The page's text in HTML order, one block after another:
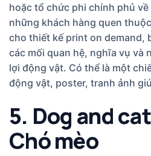
hoặc tổ chức phi chính phủ
những khách hàng quen
cho thiết kế print on demand,
các mối quan hệ, nghĩa vụ và
lợi động vật. Có thể là một
động vật, poster, tranh ảnh
5. Dog and
Chó mèo